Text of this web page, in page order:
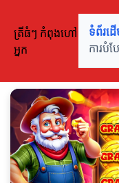
ត្រីធំៗ កំពុងហៅ
អ្នក
ទំព័រដ
ការបំប